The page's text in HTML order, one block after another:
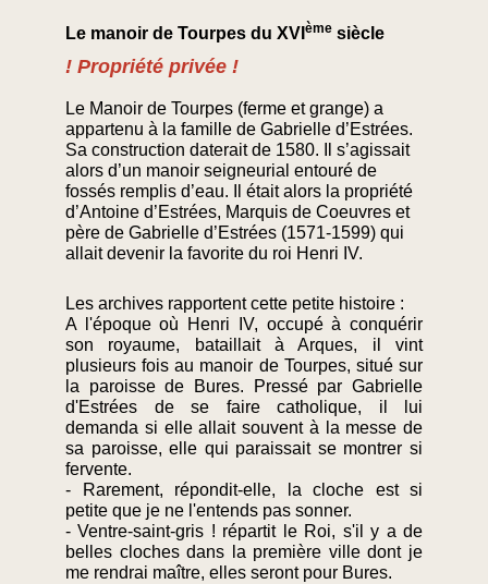
Le manoir de Tourpes du XVI ème siècle
! Propriété privée !
Le Manoir de Tourpes (ferme et grange) a
appartenu à la famille de Gabrielle d’Estrées.
Sa construction daterait de 1580. Il s’agissait
alors d’un manoir seigneurial entouré de
fossés remplis d’eau. Il était alors la propriété
d’Antoine d’Estrées, Marquis de Coeuvres et
père de Gabrielle d’Estrées (1571-1599) qui
allait devenir la favorite du roi Henri IV.
Les archives rapportent cette petite histoire :
A l'époque où Henri IV, occupé à conquérir
son royaume, bataillait à Arques, il vint
plusieurs fois au manoir de Tourpes, situé sur
la paroisse de Bures. Pressé par Gabrielle
d'Estrées de se faire catholique, il lui
demanda si elle allait souvent à la messe de
sa paroisse, elle qui paraissait se montrer si
fervente.
- Rarement, répondit-elle, la cloche est si
petite que je ne l'entends pas sonner.
- Ventre-saint-gris ! répartit le Roi, s'il y a de
belles cloches dans la première ville dont je
me rendrai maître, elles seront pour Bures.